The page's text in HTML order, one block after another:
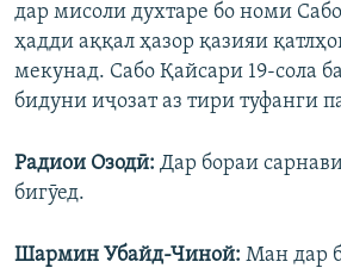
дар мисоли духтаре бо номи
ҳадди аққал ҳазор қазияи
мекунад. Сабо Қайсари 19-сола
бидуни иҷозат аз тири туфанги
Радиои Озодӣ: Дар бораи
бигӯед.
Шармин Убайд-Чиной: Ман дар